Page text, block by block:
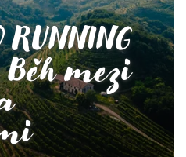
RUNNING
Běh mezi